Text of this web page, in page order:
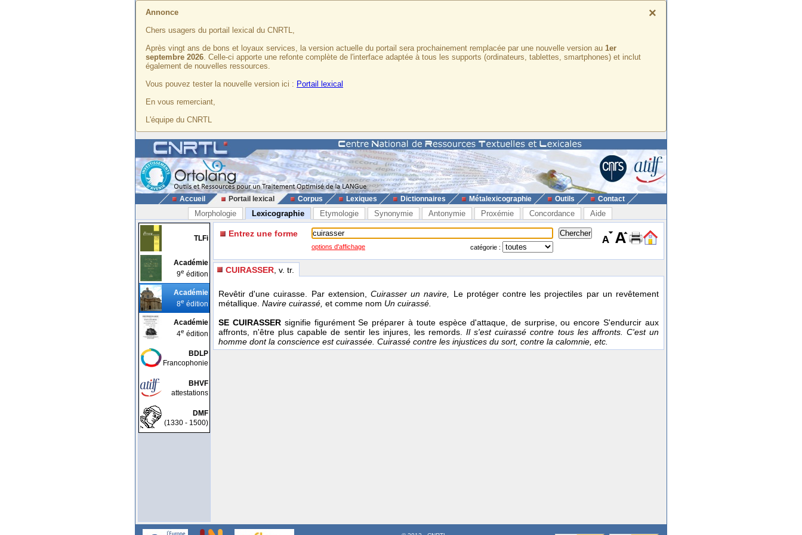
×
Annonce
Chers usagers du portail lexical du CNRTL,
Après vingt ans de bons et loyaux services, la version actuelle du portail sera prochainement remplacée par une nouvelle version au 1er
septembre 2026. Celle-ci apporte une refonte complète de l'interface adaptée à tous les supports (ordinateurs, tablettes, smartphones) et inclut
également de nouvelles ressources.
Vous pouvez tester la nouvelle version ici : Portail lexical
En vous remerciant,
L'équipe du CNRTL
Accueil Portail lexical Corpus Lexiques Dictionnaires Métalexicographie Outils Contact
Morphologie Lexicographie Etymologie Synonymie Antonymie Proxémie Concordance Aide
TLFi
Académie
9e édition
Académie
8e édition
Académie
4e édition
BDLP
Francophonie
BHVF
attestations
DMF
(1330 - 1500)
Entrez une forme
options d'affichage catégorie :
CUIRASSER , v. tr.
Revêtir d'une cuirasse. Par extension, Cuirasser un navire, Le protéger contre les projectiles par un revêtement
métallique. Navire cuirassé, et comme nom Un cuirassé.
SE CUIRASSERsignifie figurément Se préparer à toute espèce d'attaque, de surprise, ou encore S'endurcir aux
affronts, n'être plus capable de sentir les injures, les remords.Il s'est cuirassé contre tous les affronts. C'est un
homme dont la conscience est cuirassée. Cuirassé contre les injustices du sort, contre la calomnie, etc.